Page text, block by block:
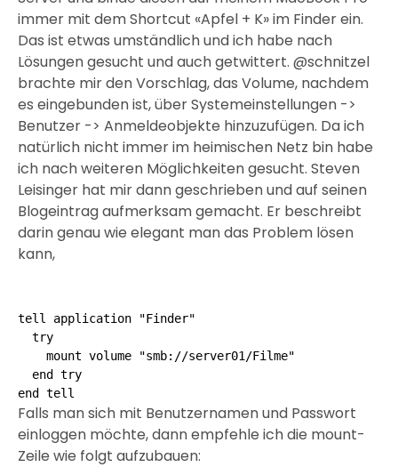
immer mit dem Shortcut «Apfel + K» im Finder ein.
Das ist etwas umständlich und ich habe nach
Lösungen gesucht und auch getwittert. @schnitzel
brachte mir den Vorschlag, das Volume, nachdem
es eingebunden ist, über Systemeinstellungen ->
Benutzer -> Anmeldeobjekte hinzuzufügen. Da ich
natürlich nicht immer im heimischen Netz bin habe
ich nach weiteren Möglichkeiten gesucht. Steven
Leisinger hat mir dann geschrieben und auf seinen
Blogeintrag aufmerksam gemacht. Er beschreibt
darin genau wie elegant man das Problem lösen
kann,
tell application "Finder"
  try
    mount volume "smb://server01/Filme"
  end try
Falls man sich mit Benutzernamen und Passwort
einloggen möchte, dann empfehle ich die mount-
Zeile wie folgt aufzubauen: